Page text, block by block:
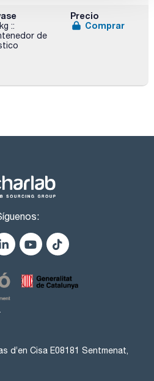
::
de
Precio
Comprar
d’en Cisa E08181 Sentmenat,